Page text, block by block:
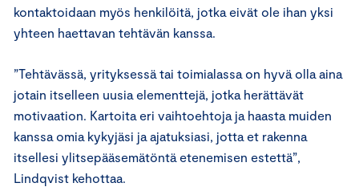
kontaktoidaan myös henkilöitä, jotka eivät ole ihan yksi
yhteen haettavan tehtävän kanssa.
”Tehtävässä, yrityksessä tai toimialassa on hyvä olla aina
jotain itselleen uusia elementtejä, jotka herättävät
motivaation. Kartoita eri vaihtoehtoja ja haasta muiden
kanssa omia kykyjäsi ja ajatuksiasi, jotta et rakenna
itsellesi ylitsepääsemätöntä etenemisen estettä”,
Lindqvist kehottaa.